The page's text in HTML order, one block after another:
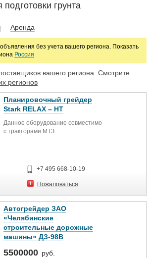
грунта
Аренда
без учета вашего региона. Показать
Россия
вашего региона. Смотрите
регионов
Планировочный грейдер
Stark RELAX – HT
Данное оборудование совместимо
с тракторами МТЗ.
+7 495 668-10-19
Пожаловаться
Автогрейдер ЗАО
«Челябинские
строительные дорожные
машины» ДЗ-98В
5500000 руб.